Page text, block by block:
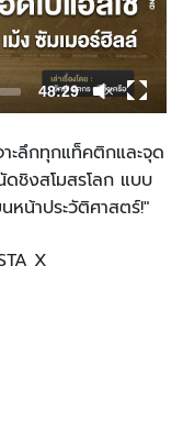
48:29
ะลึกทุกแท็คติกและจุด
ดชิงสโมสรโลก แบบ
หน้าประวัติศาสตร์!"
X